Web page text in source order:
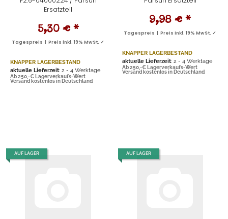
Ersatzteil
5,30 € *
Tagespreis | Preis inkl. 19% MwSt. ✓
KNAPPER LAGERBESTAND
aktuelle Lieferzeit: 2 - 4 Werktage
Ab 250,-€ Lagerverkaufs-Wert
Versand kostenlos in Deutschland
9,98 € *
Tagespreis | Preis inkl. 19% MwSt. ✓
KNAPPER LAGERBESTAND
aktuelle Lieferzeit: 2 - 4 Werktage
Ab 250,-€ Lagerverkaufs-Wert
Versand kostenlos in Deutschland
AUF LAGER AUF LAGER